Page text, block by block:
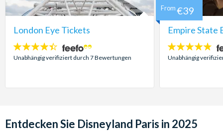
London Eye Tickets
4.4
Sterne:
Unabhängig verifiziert durch 7 Bewertungen
Empire State
4.7
Sterne:
Unabhängig
From €39
Entdecken Sie Disneyland Paris in 2025